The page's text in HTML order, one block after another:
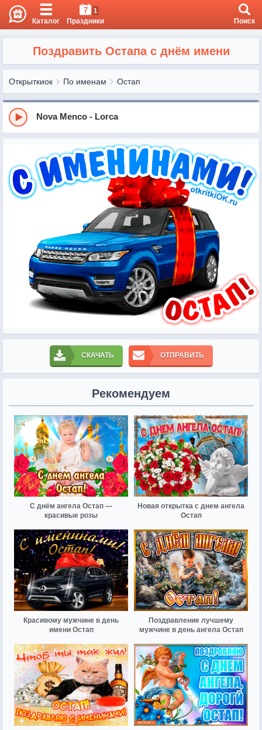
Каталог
7 1
Праздники Поиск
Поздравить Остапа с днём имени
Открыткиок По именам Остап
Nova Menco - Lorca
СКАЧАТЬ ОТПРАВИТЬ
Рекомендуем
С днём ангела Остап —
красивые розы
Новая открытка с днем ангела
Остап
Красивому мужчине в день
имени Остап
Поздравление лучшему
мужчине в день ангела Остап